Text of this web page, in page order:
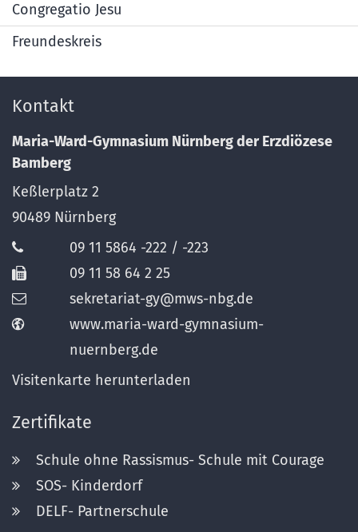
Congregatio Jesu
Freundeskreis
Kontakt
Maria-Ward-Gymnasium Nürnberg der Erzdiözese
Bamberg
Keßlerplatz 2
90489 Nürnberg
09 11 5864 -222 / -223
09 11 58 64 2 25
sekretariat-gy@mws-nbg.de
www.maria-ward-gymnasium-
nuernberg.de
Visitenkarte herunterladen
Zertifikate
Schule ohne Rassismus- Schule mit Courage
SOS- Kinderdorf
DELF- Partnerschule